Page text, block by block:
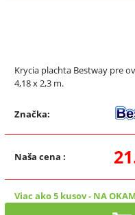
Krycia plachta Bestway pre
4,18 x 2,3 m.
Značka:
Naša cena :
Viac ako 5 kusov- NA